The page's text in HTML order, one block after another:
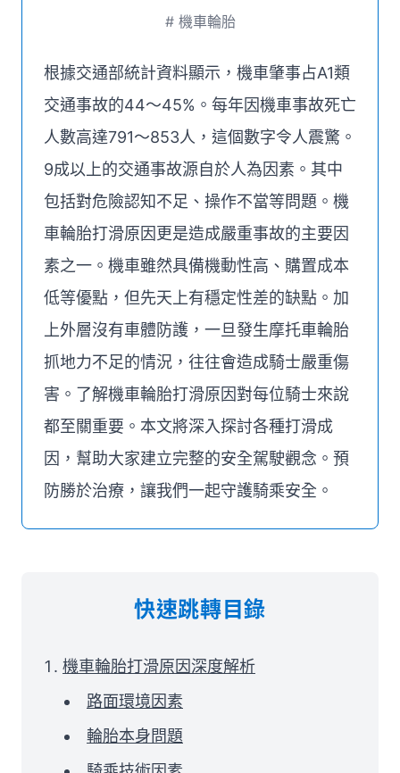
# 機車輪胎
根據交通部統計資料顯示，機車肇事占A1類
交通事故的44～45%。每年因機車事故死亡
人數高達791～853人，這個數字令人震驚。
9成以上的交通事故源自於人為因素。其中
包括對危險認知不足、操作不當等問題。機
車輪胎打滑原因更是造成嚴重事故的主要因
素之一。機車雖然具備機動性高、購置成本
低等優點，但先天上有穩定性差的缺點。加
上外層沒有車體防護，一旦發生摩托車輪胎
抓地力不足的情況，往往會造成騎士嚴重傷
害。了解機車輪胎打滑原因對每位騎士來說
都至關重要。本文將深入探討各種打滑成
因，幫助大家建立完整的安全駕駛觀念。預
防勝於治療，讓我們一起守護騎乘安全。
快速跳轉目錄
機車輪胎打滑原因深度解析
路面環境因素
輪胎本身問題